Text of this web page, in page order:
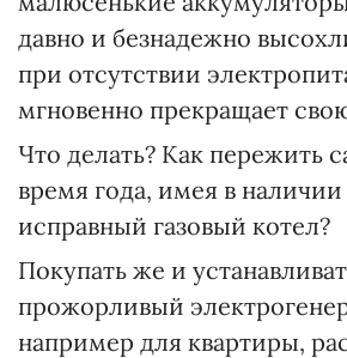
давно и безнадежно
при отсутствии
мгновенно прекращает
Что делать? Как пережить
время года, имея в наличии
исправный газовый котел?
Покупать же и
прожорливый
например для квартиры,